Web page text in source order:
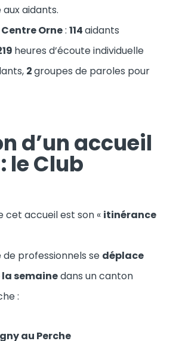
aidants.
Centre Orne: 114aidants
heures d’écoute individuelle
2groupes de paroles pour
d’un accueil
le Club
cet accueil est son « itinérance
de professionnels se déplace
semainedans un canton
:
au Perche